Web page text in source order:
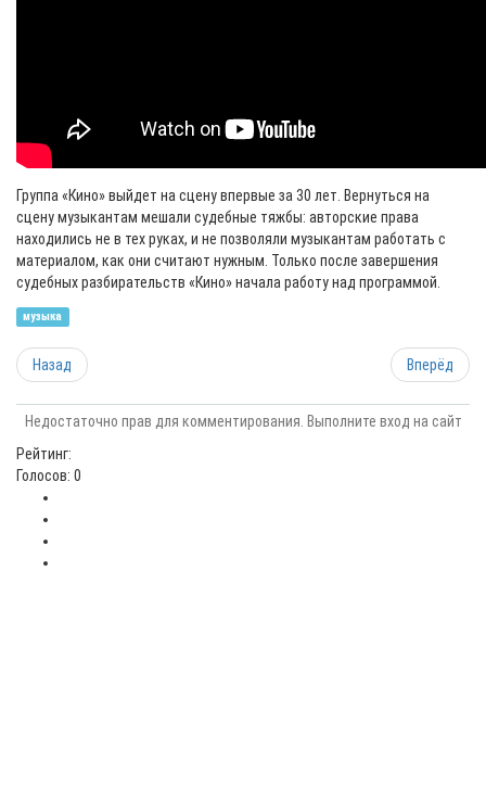
Группа «Кино» выйдет на сцену впервые за 30 лет. Вернуться на
сцену музыкантам мешали судебные тяжбы: авторские права
находились не в тех руках, и не позволяли музыкантам работать с
материалом, как они считают нужным. Только после завершения
судебных разбирательств «Кино» начала работу над программой.
музыка
Назад Вперёд
Недостаточно прав для комментирования. Выполните вход на сайт
Рейтинг:
Голосов: 0